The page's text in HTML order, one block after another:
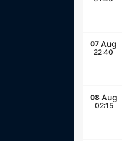
07 Aug
22:40
08 Aug
02:15